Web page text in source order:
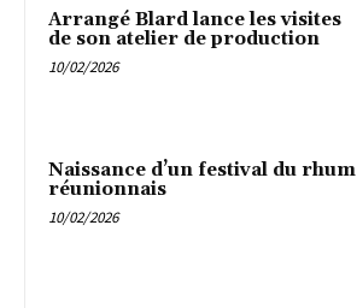
Arrangé Blard lance les visites
de son atelier de production
10/02/2026
Naissance d’un festival du rhum
réunionnais
10/02/2026